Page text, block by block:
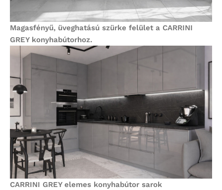
Magasfényű, üveghatású szürke felület a CARRINI
GREY konyhabútorhoz.
CARRINI GREY elemes konyhabútor sarok